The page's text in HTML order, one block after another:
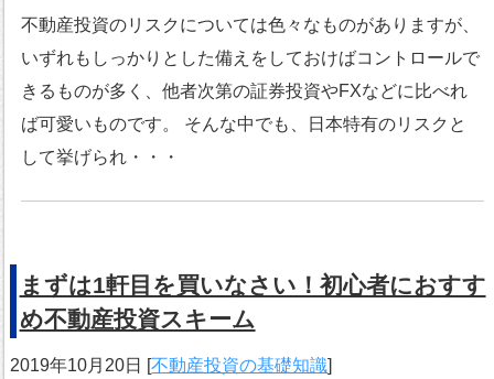
不動産投資のリスクについては色々なものがありますが、
いずれもしっかりとした備えをしておけばコントロールで
きるものが多く、他者次第の証券投資やFXなどに比べれ
ば可愛いものです。 そんな中でも、日本特有のリスクと
して挙げられ・・・
まずは1軒目を買いなさい！初心者におすす
め不動産投資スキーム
2019年10月20日 [不動産投資の基礎知識]